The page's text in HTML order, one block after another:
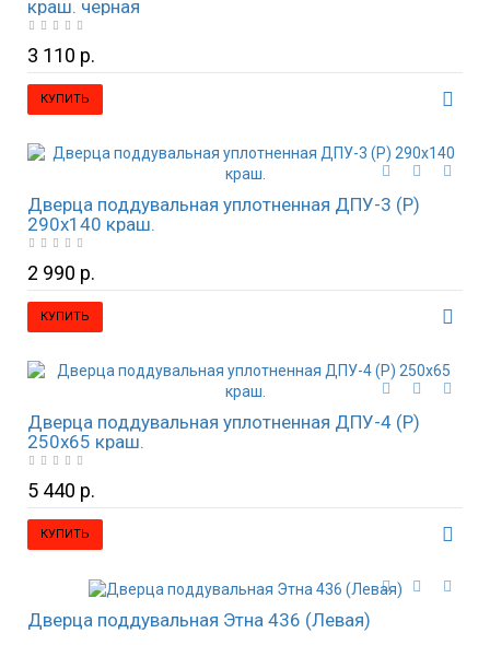
краш. черная
3 110 р.
КУПИТЬ
Дверца поддувальная уплотненная ДПУ-3 (Р)
290х140 краш.
2 990 р.
КУПИТЬ
Дверца поддувальная уплотненная ДПУ-4 (Р)
250х65 краш.
5 440 р.
КУПИТЬ
Дверца поддувальная Этна 436 (Левая)